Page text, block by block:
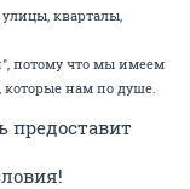
кварталы,
потому что мы имеем
которые нам по душе.
предоставит